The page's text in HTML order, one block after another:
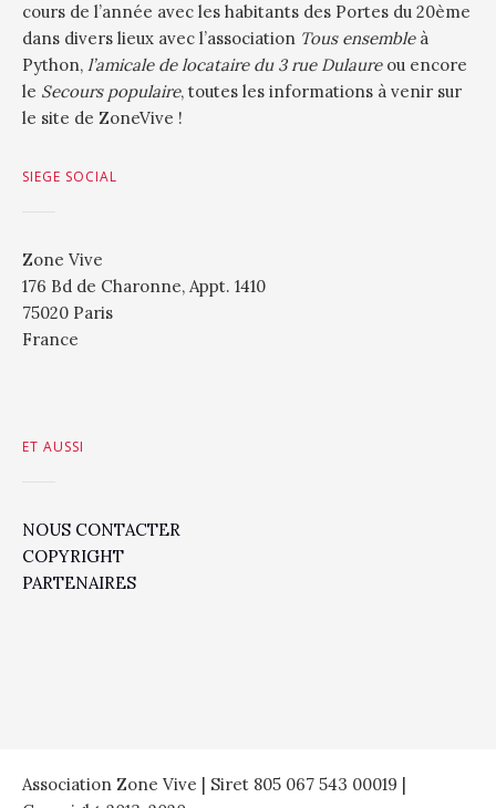
cours de l’année avec les habitants des Portes du 20ème
dans divers lieux avec l’association Tous ensembleà
Python, l’amicale de locataire du 3 rue Dulaureou encore
le Secours populaire, toutes les informations à venir sur
le site de ZoneVive !
SIEGE SOCIAL
Zone Vive
176 Bd de Charonne, Appt. 1410
75020 Paris
France
ET AUSSI
NOUS CONTACTER
COPYRIGHT
PARTENAIRES
Association Zone Vive | Siret 805 067 543 00019 |